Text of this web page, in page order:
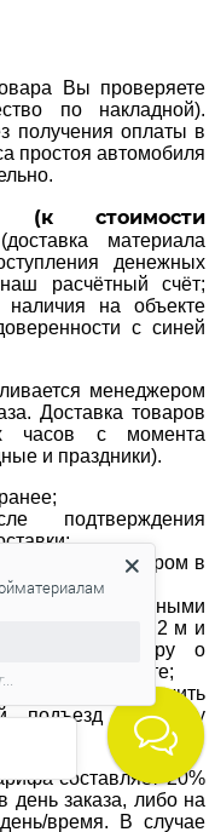
Вы проверяете
по накладной).
получения оплаты в
простоя автомобиля
(к стоимости
(доставка материала
денежных
расчётный счёт;
наличия на объекте
с синей
менеджером
Доставка товаров
часов с момента
и праздники).
подтверждения
с менеджером в
с разными
– до 2-х м, до 2,2 м и
менеджеру о
по высоте;
чтобы обеспечить
подъезд к месту
составляет 20%
день заказа, либо на
время. В случае